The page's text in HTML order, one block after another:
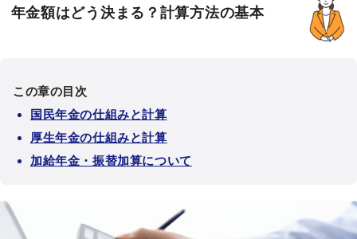
年金額はどう決まる？計算方法の基本
この章の目次
国民年金の仕組みと計算
厚生年金の仕組みと計算
加給年金・振替加算について